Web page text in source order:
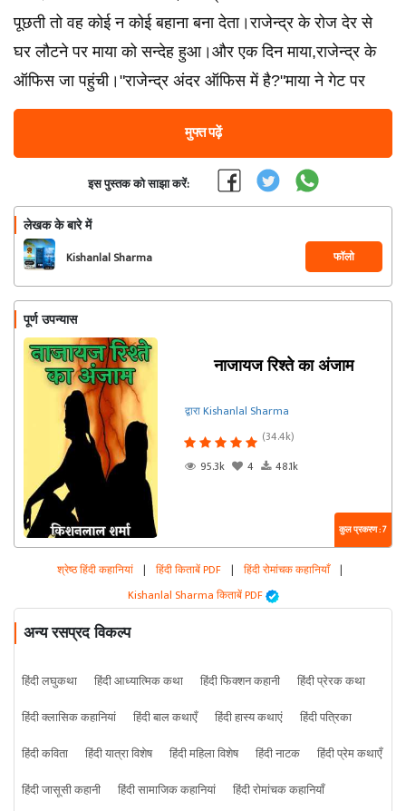
पूछती तो वह कोई न कोई बहाना बना देता।राजेन्द्र के रोज देर से
घर लौटने पर माया को सन्देह हुआ।और एक दिन माया,राजेन्द्र के
ऑफिस जा पहुंची।"राजेन्द्र अंदर ऑफिस में है?"माया ने गेट पर
मुफ्त पढ़ें
इस पुस्तक को साझा करें:
लेखक के बारे में
Kishanlal Sharma फॉलो
पूर्ण उपन्यास
नाजायज रिश्ते का अंजाम
द्वारा Kishanlal Sharma
(34.4k)
95.3k
4 48.1k
कुल प्रकरण : 7
श्रेष्ठ हिंदी कहानियां | हिंदी किताबें PDF | हिंदी रोमांचक कहानियाँ |
Kishanlal Sharma किताबें PDF
अन्य रसप्रद विकल्प
हिंदी लघुकथा हिंदी आध्यात्मिक कथा हिंदी फिक्शन कहानी
हिंदी प्रेरक कथा
हिंदी क्लासिक कहानियां
हिंदी बाल कथाएँ हिंदी हास्य कथाएं
हिंदी पत्रिका
हिंदी कविता
हिंदी यात्रा विशेष हिंदी महिला विशेष हिंदी नाटक
हिंदी प्रेम कथाएँ
हिंदी जासूसी कहानी
हिंदी सामाजिक कहानियां हिंदी रोमांचक कहानियाँ